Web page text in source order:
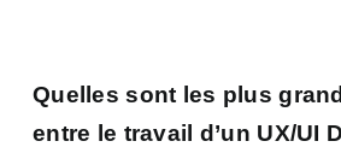
Quelles sont les plus
entre le travail d’un UX/UI